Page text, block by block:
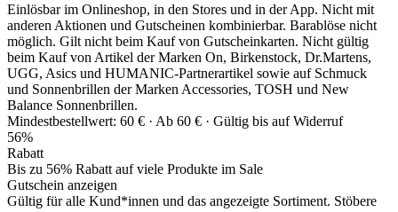
Einlösbar im Onlineshop, in den Stores und in der App. Nicht mit
anderen Aktionen und Gutscheinen kombinierbar. Barablöse nicht
möglich. Gilt nicht beim Kauf von Gutscheinkarten. Nicht gültig
beim Kauf von Artikel der Marken On, Birkenstock, Dr.Martens,
UGG, Asics und HUMANIC-Partnerartikel sowie auf Schmuck
und Sonnenbrillen der Marken Accessories, TOSH und New
Balance Sonnenbrillen.
Mindestbestellwert: 60 € · Ab 60 € · Gültig bis auf Widerruf
56%
Rabatt
Bis zu 56% Rabatt auf viele Produkte im Sale
Gutschein anzeigen
Gültig für alle Kund*innen und das angezeigte Sortiment. Stöbere